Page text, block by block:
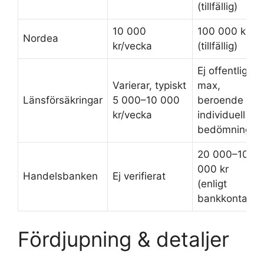
(tillfällig)
Nordea
10 000
kr/vecka
100 000 kr
(tillfällig)
Länsförsäkringar
Varierar, typiskt
5 000–10 000
kr/vecka
Ej offentlig
max,
beroende på
individuell
bedömning
Handelsbanken Ej verifierat
20 000–100
000 kr
(enligt
bankkontakt)
Fördjupning & detaljer